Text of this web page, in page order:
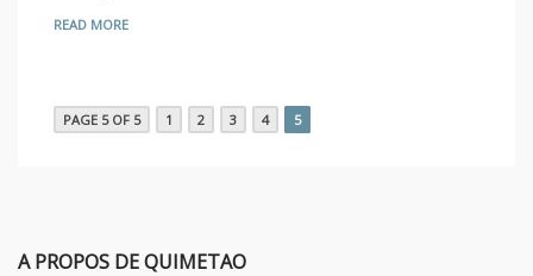
READ MORE
PAGE 5 OF 5 1 2 3 4 5
A PROPOS DE QUIMETAO